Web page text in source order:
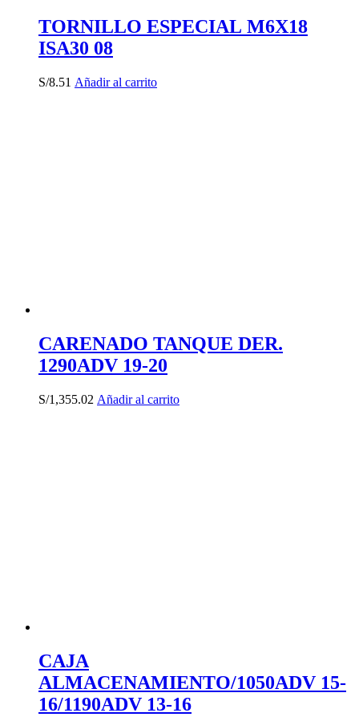
TORNILLO ESPECIAL M6X18
ISA30 08
S/8.51 Añadir al carrito
CARENADO TANQUE DER.
1290ADV 19-20
S/1,355.02 Añadir al carrito
CAJA
ALMACENAMIENTO/1050ADV 15-
16/1190ADV 13-16